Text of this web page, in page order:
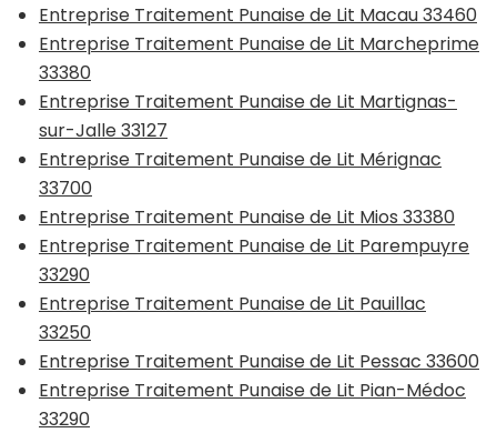
Entreprise Traitement Punaise de Lit Macau 33460
Entreprise Traitement Punaise de Lit Marcheprime
33380
Entreprise Traitement Punaise de Lit Martignas-
sur-Jalle 33127
Entreprise Traitement Punaise de Lit Mérignac
33700
Entreprise Traitement Punaise de Lit Mios 33380
Entreprise Traitement Punaise de Lit Parempuyre
33290
Entreprise Traitement Punaise de Lit Pauillac
33250
Entreprise Traitement Punaise de Lit Pessac 33600
Entreprise Traitement Punaise de Lit Pian-Médoc
33290